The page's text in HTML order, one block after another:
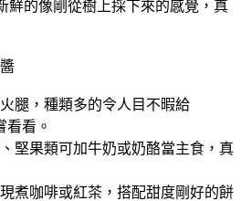
鮮的像剛從樹上採下來的感覺，真
腿，種類多的令人目不暇給
看看。
堅果類可加牛奶或奶酪當主食，真
煮咖啡或紅茶，搭配甜度剛好的餅